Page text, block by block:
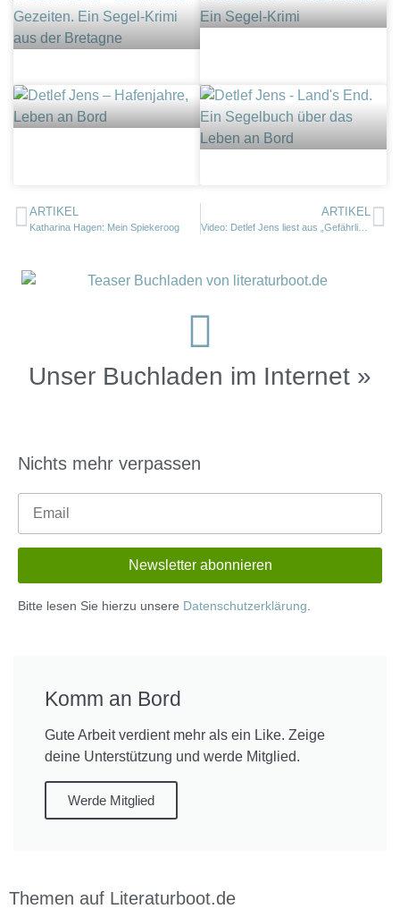
ARTIKEL
Katharina Hagen: Mein Spiekeroog
ARTIKEL
Video: Detlef Jens liest aus „Gefährliche Gezeiten“
Unser Buchladen im Internet »
Nichts mehr verpassen
Bitte lesen Sie hierzu unsere Datenschutzerklärung.
Komm an Bord
Gute Arbeit verdient mehr als ein Like. Zeige
deine Unterstützung und werde Mitglied.
Werde Mitglied
Themen auf Literaturboot.de